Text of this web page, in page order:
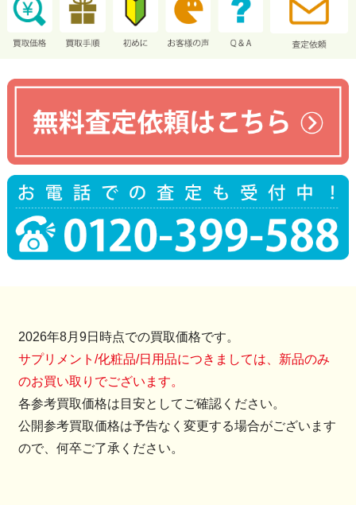
シリーズ名
ageLOC
2026年8月9日時点での買取価格です。
サプリメント/化粧品/日用品につきましては、新品のみ
のお買い取りでございます。
各参考買取価格は目安としてご確認ください。
公開参考買取価格は予告なく変更する場合がございます
ので、何卒ご了承ください。